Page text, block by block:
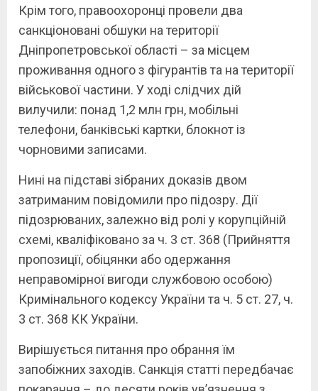
Крім того, правоохоронці провели два
санкціоновані обшуки на території
Дніпропетровської області – за місцем
проживання одного з фігурантів та на території
військової частини. У ході слідчих дій
вилучили: понад 1,2 млн грн, мобільні
телефони, банківські картки, блокнот із
чорновими записами.
Нині на підставі зібраних доказів двом
затриманим повідомили про підозру. Дії
підозрюваних, залежно від ролі у корупційній
схемі, кваліфіковано за ч. 3 ст. 368 (Прийняття
пропозиції, обіцянки або одержання
неправомірної вигоди службовою особою)
Кримінального кодексу України та ч. 5 ст. 27, ч.
3 ст. 368 КК України.
Вирішується питання про обрання їм
запобіжних заходів. Санкція статті передбачає